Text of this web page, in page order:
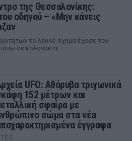
της Θεσσαλονίκης:
οδηγού – «Μην κάνεις
το λευκό όχημα έχασε τον
σε κολονάκια.
UFO: Αθόρυβα τριγωνικά
152 μέτρων και
σφαίρα με
σώμα στα νέα
έγγραφα